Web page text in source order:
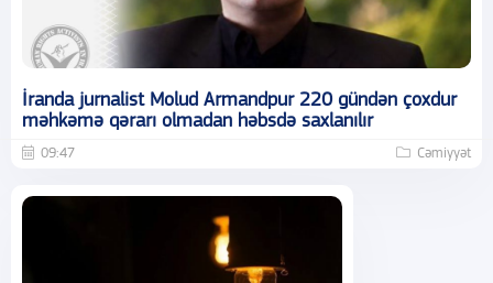
İranda jurnalist Molud Armandpur 220 gündən çoxdur
məhkəmə qərarı olmadan həbsdə saxlanılır
09:47 Cəmiyyət